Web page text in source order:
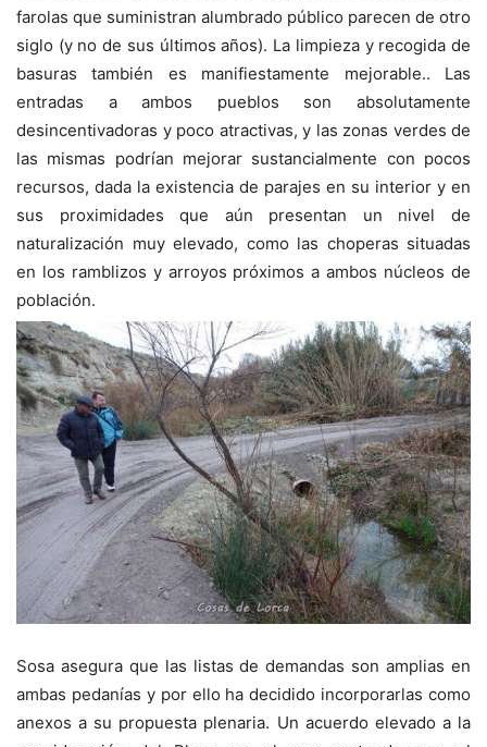
farolas que suministran alumbrado público parecen de otro
siglo (y no de sus últimos años). La limpieza y recogida de
basuras también es manifiestamente mejorable.. Las
entradas a ambos pueblos son absolutamente
desincentivadoras y poco atractivas, y las zonas verdes de
las mismas podrían mejorar sustancialmente con pocos
recursos, dada la existencia de parajes en su interior y en
sus proximidades que aún presentan un nivel de
naturalización muy elevado, como las choperas situadas
en los ramblizos y arroyos próximos a ambos núcleos de
población.
Sosa asegura que las listas de demandas son amplias en
ambas pedanías y por ello ha decidido incorporarlas como
anexos a su propuesta plenaria. Un acuerdo elevado a la